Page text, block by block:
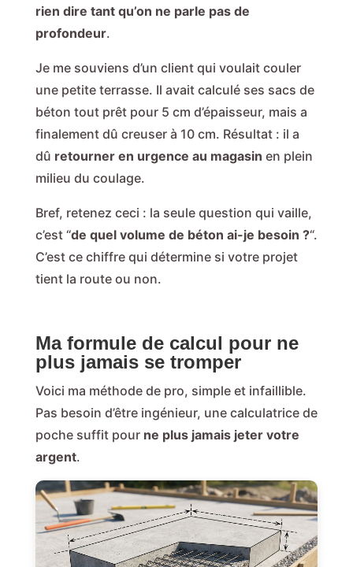
rien dire tant qu’on ne parle pas de
profondeur.
Je me souviens d’un client qui voulait couler
une petite terrasse. Il avait calculé ses sacs de
béton tout prêt pour 5 cm d’épaisseur, mais a
finalement dû creuser à 10 cm. Résultat : il a
dû retourner en urgence au magasin en plein
milieu du coulage.
Bref, retenez ceci : la seule question qui vaille,
c’est “de quel volume de béton ai-je besoin ?“.
C’est ce chiffre qui détermine si votre projet
tient la route ou non.
Ma formule de calcul pour ne
plus jamais se tromper
Voici ma méthode de pro, simple et infaillible.
Pas besoin d’être ingénieur, une calculatrice de
poche suffit pour ne plus jamais jeter votre
argent.